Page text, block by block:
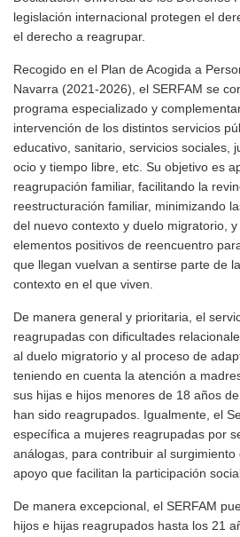
legislación internacional protegen el
el derecho a reagrupar.
Recogido en el Plan de Acogida a
Navarra (2021-2026), el SERFAM se
programa especializado y
intervención de los distintos servicios
educativo, sanitario, servicios sociales,
ocio y tiempo libre, etc. Su objetivo es
reagrupación familiar, facilitando la
reestructuración familiar, minimizando
del nuevo contexto y duelo migratorio,
elementos positivos de reencuentro
que llegan vuelvan a sentirse parte de
contexto en el que viven.
De manera general y prioritaria, el
reagrupadas con dificultades
al duelo migratorio y al proceso de
teniendo en cuenta la atención a
sus hijas e hijos menores de 18 años
han sido reagrupados. Igualmente, el
específica a mujeres reagrupadas por
análogas, para contribuir al
apoyo que facilitan la participación
De manera excepcional, el SERFAM
hijos e hijas reagrupados hasta los 21